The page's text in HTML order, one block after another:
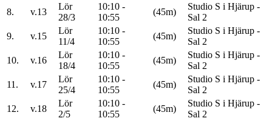
8.
v.13
Lör
28/3
10:10 -
10:55
(45m)
Studio S i Hjärup -
Sal 2
9.
v.15
Lör
11/4
10:10 -
10:55
(45m)
Studio S i Hjärup -
Sal 2
10.
v.16
Lör
18/4
10:10 -
10:55
(45m)
Studio S i Hjärup -
Sal 2
11.
v.17
Lör
25/4
10:10 -
10:55
(45m)
Studio S i Hjärup -
Sal 2
12.
v.18
Lör
2/5
10:10 -
10:55
(45m)
Studio S i Hjärup -
Sal 2